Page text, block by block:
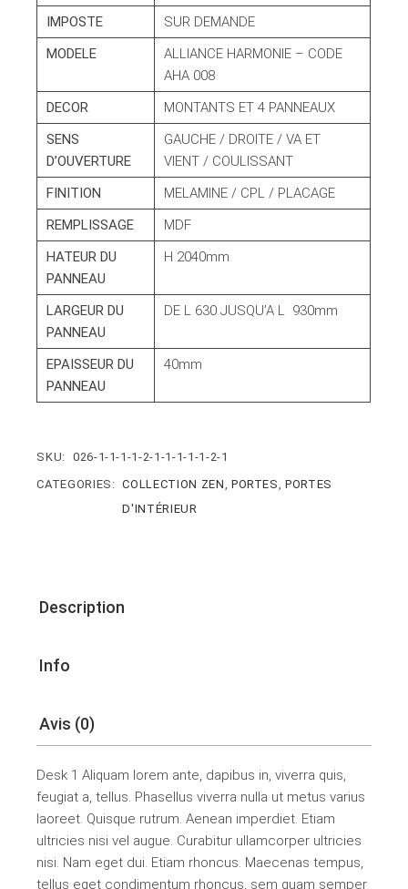
IMPOSTE
SUR DEMANDE
MODELE
ALLIANCE HARMONIE – CODE
AHA 008
DECOR
MONTANTS ET 4 PANNEAUX
SENS
D’OUVERTURE
GAUCHE / DROITE / VA ET
VIENT / COULISSANT
FINITION
MELAMINE / CPL / PLACAGE
REMPLISSAGE
MDF
HATEUR DU
PANNEAU
H 2040mm
LARGEUR DU
PANNEAU
DE L 630 JUSQU’A L 930mm
EPAISSEUR DU
PANNEAU
40mm
SKU: 026-1-1-1-1-2-1-1-1-1-1-2-1
CATEGORIES: COLLECTION ZEN, PORTES,PORTES
D'INTÉRIEUR
Description
Info
Avis (0)
Desk 1 Aliquam lorem ante, dapibus in, viverra quis,
feugiat a, tellus. Phasellus viverra nulla ut metus varius
laoreet. Quisque rutrum. Aenean imperdiet. Etiam
ultricies nisi vel augue. Curabitur ullamcorper ultricies
nisi. Nam eget dui. Etiam rhoncus. Maecenas tempus,
tellus eget condimentum rhoncus, sem quam semper